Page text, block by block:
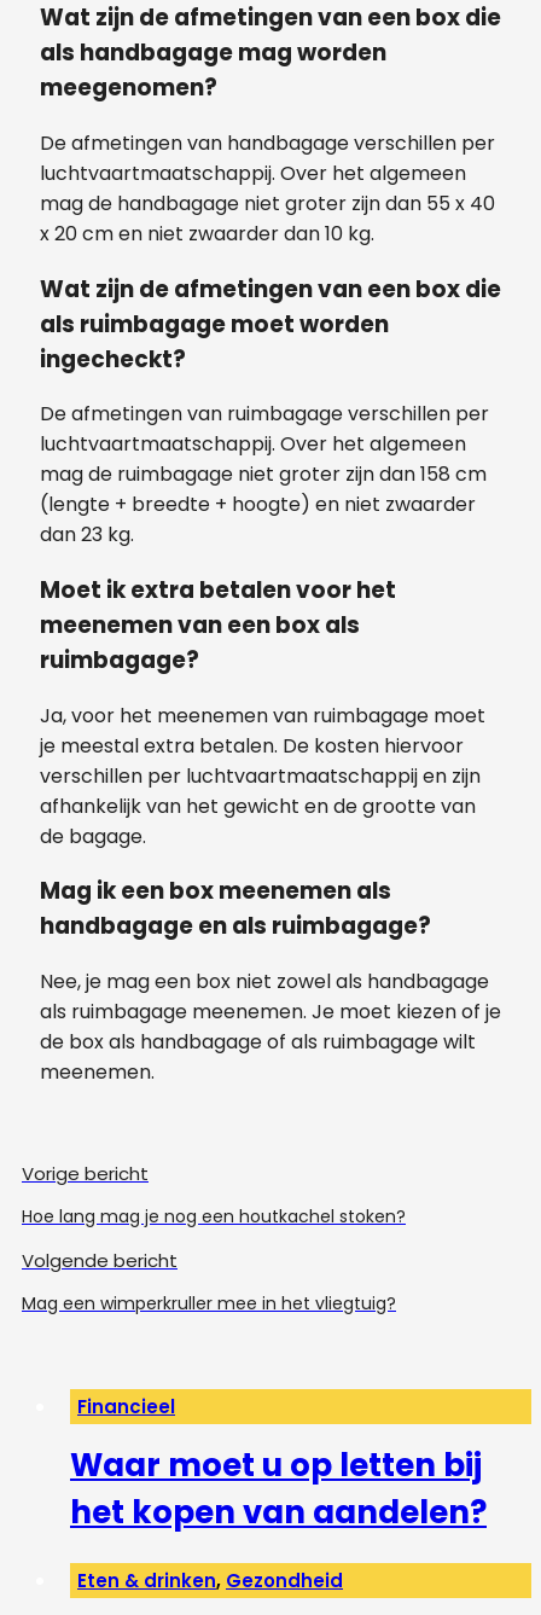
Wat zijn de afmetingen van een box die
als handbagage mag worden
meegenomen?
De afmetingen van handbagage verschillen per
luchtvaartmaatschappij. Over het algemeen
mag de handbagage niet groter zijn dan 55 x 40
x 20 cm en niet zwaarder dan 10 kg.
Wat zijn de afmetingen van een box die
als ruimbagage moet worden
ingecheckt?
De afmetingen van ruimbagage verschillen per
luchtvaartmaatschappij. Over het algemeen
mag de ruimbagage niet groter zijn dan 158 cm
(lengte + breedte + hoogte) en niet zwaarder
dan 23 kg.
Moet ik extra betalen voor het
meenemen van een box als
ruimbagage?
Ja, voor het meenemen van ruimbagage moet
je meestal extra betalen. De kosten hiervoor
verschillen per luchtvaartmaatschappij en zijn
afhankelijk van het gewicht en de grootte van
de bagage.
Mag ik een box meenemen als
handbagage en als ruimbagage?
Nee, je mag een box niet zowel als handbagage
als ruimbagage meenemen. Je moet kiezen of je
de box als handbagage of als ruimbagage wilt
meenemen.
Vorige bericht
Hoe lang mag je nog een houtkachel stoken?
Volgende bericht
Mag een wimperkruller mee in het vliegtuig?
Financieel
Waar moet u op letten bij
het kopen van aandelen?
Eten & drinken, Gezondheid